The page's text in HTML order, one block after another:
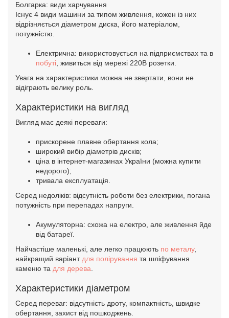
Болгарка: види харчування
Існує 4 види машини за типом живлення, кожен із них
відрізняється діаметром диска, його матеріалом,
потужністю.
Електрична: використовується на підприємствах та в
побуті, живиться від мережі 220В розетки.
Увага на характеристики можна не звертати, вони не
відіграють велику роль.
Характеристики на вигляд
Вигляд має деякі переваги:
прискорене плавне обертання кола;
широкий вибір діаметрів дисків;
ціна в інтернет-магазинах України (можна купити
недорого);
тривала експлуатація.
Серед недоліків: відсутність роботи без електрики, погана
потужність при перепадах напруги.
Акумуляторна: схожа на електро, але живлення йде
від батареї.
Найчастіше маленькі, але легко працюють по металу,
найкращий варіантдля полірування та шліфування
каменю та для дерева.
Характеристики діаметром
Серед переваг: відсутність дроту, компактність, швидке
обертання, захист від пошкоджень.